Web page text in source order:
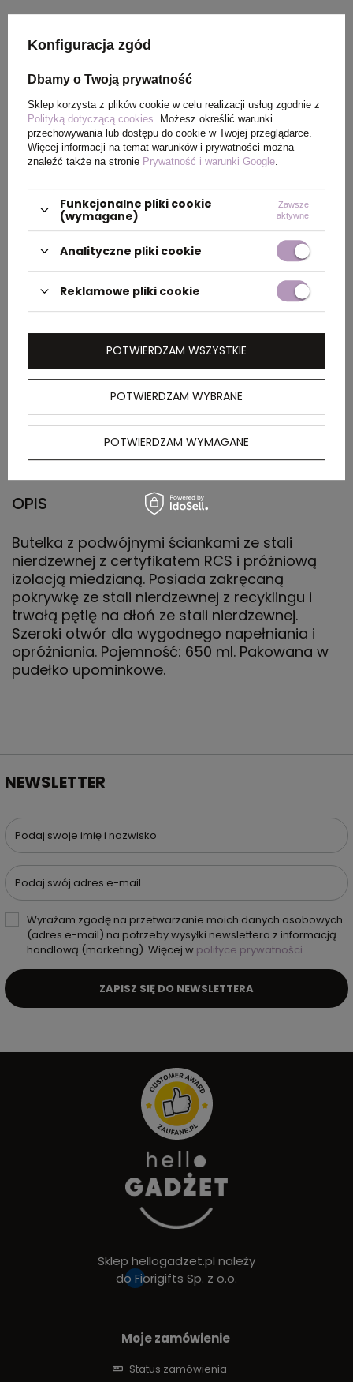
Wymiary
Waga
produktu (g)
379
Materiał Recycled stainless steel
Kolor biały
PAKOWANIE
kartonu
zewnętrznego
11,1 kg
OPIS
Butelka z podwójnymi ściankami ze stali
nierdzewnej z certyfikatem RCS i próżniową
izolacją miedzianą. Posiada zakręcaną
pokrywkę ze stali nierdzewnej z recyklingu i
trwałą pętlę na dłoń ze stali nierdzewnej.
Szeroki otwór dla wygodnego napełniania i
opróżniania. Pojemność: 650 ml. Pakowana w
pudełko upominkowe.
NEWSLETTER
Podaj swoje imię i nazwisko
Podaj swój adres e-mail
Wyrażam zgodę na przetwarzanie moich danych osobowych
(adres e-mail) na potrzeby wysyłki newslettera z informacją
handlową (marketing). Więcej w polityce prywatności.
ZAPISZ SIĘ DO NEWSLETTERA
Sklep hellogadzet.pl należy
do Fiorigifts Sp. z o.o.
Moje zamówienie
Status zamówienia
Konfiguracja zgód
Dbamy o Twoją prywatność
Sklep korzysta z plików cookie w celu realizacji usług zgodnie z
Polityką dotyczącą cookies . Możesz określić warunki
przechowywania lub dostępu do cookie w Twojej przeglądarce.
Więcej informacji na temat warunków i prywatności można
znaleźć także na stronie Prywatność i warunki Google
Funkcjonalne pliki cookie
(wymagane)
Zawsze
aktywne
Analityczne pliki cookie
Reklamowe pliki cookie
POTWIERDZAM WYBRANE
POTWIERDZAM WYMAGANE
POTWIERDZAM WSZYSTKIE